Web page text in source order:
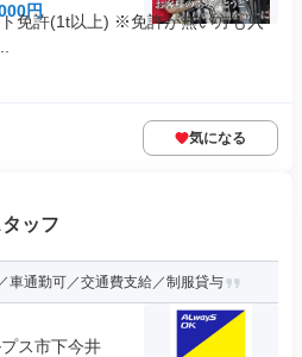
円
免許(1t以上) ※免許が無い方も入
気になる
ッフ
車通勤可／交通費支給／制服貸与
ス市下今井